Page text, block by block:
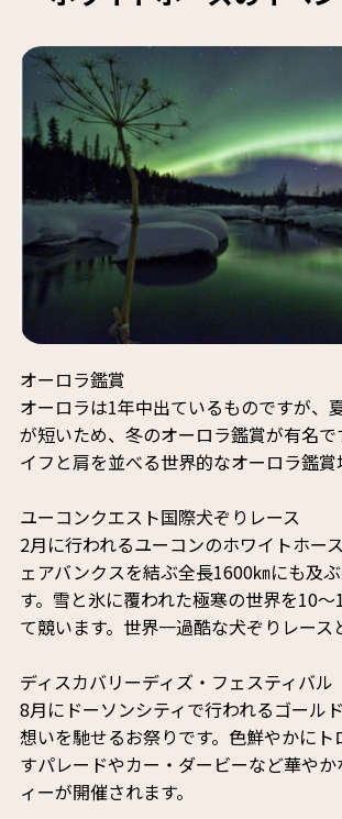
オーロラ鑑賞
オーロラは1年中出ているものですが、
が短いため、冬のオーロラ鑑賞が有名で
イフと肩を並べる世界的なオーロラ鑑賞
ユーコンクエスト国際犬ぞりレース
2月に行われるユーコンのホワイトホー
ェアバンクスを結ぶ全長1600㎞にも及
す。雪と氷に覆われた極寒の世界を10
て競います。世界一過酷な犬ぞりレース
ディスカバリーディズ・フェスティバル
8月にドーソンシティで行われるゴール
想いを馳せるお祭りです。色鮮やかにト
すパレードやカー・ダービーなど華やか
ィーが開催されます。